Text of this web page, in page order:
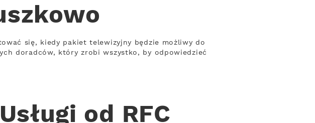
się, kiedy pakiet telewizyjny będzie możliwy do
doradców, który zrobi wszystko, by odpowiedzieć
od RFC